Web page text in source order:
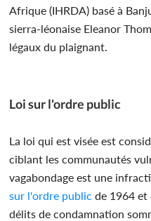
Afrique (IHRDA) basé à
sierra-léonaise Eleanor
légaux du plaignant.
Loi sur l'ordre public
La loi qui est visée est
ciblant les communautés
vagabondage est une
sur l'ordre public de 1964 et
délits de condamnation